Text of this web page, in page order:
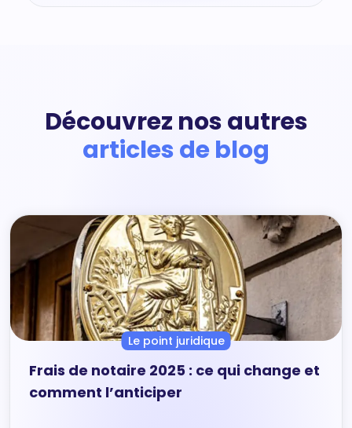
Découvrez nos autres
articles de blog
Le point juridique
Frais de notaire 2025 : ce qui change et
comment l’anticiper